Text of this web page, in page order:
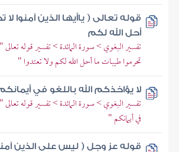
قوله تعالى ( ياأيها الذين آمنوا
أحل الله لكم
تفسير البغوي > سورة المائدة > تفسير قوله تعالى "
تحرموا طيبات ما أحل الله لكم ولا تعتدوا "
لا يؤاخذكم الله باللغو في
تفسير البغوي > سورة المائدة > تفسير قوله تعالى
في أيمانكم "
قوله عز وجل ( ليس على الذين